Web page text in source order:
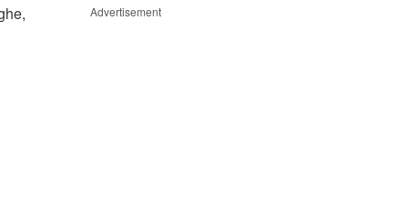
Advertisement